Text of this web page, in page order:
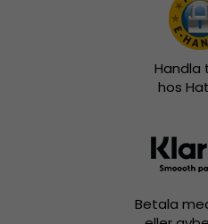
Handla
hos
Betala